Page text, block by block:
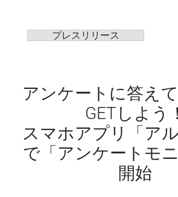
プレスリリース
アンケートに答え
GETしよう！
スマホアプリ「アル
で「アンケートモ
開始